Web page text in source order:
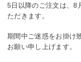
5日以降のご注文は、8
ただきます。
期間中ご迷惑をお掛け
お願い申し上げます。